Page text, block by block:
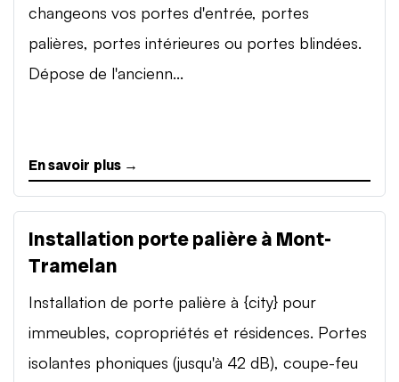
changeons vos portes d'entrée, portes
palières, portes intérieures ou portes blindées.
Dépose de l'ancienn...
En savoir plus →
Installation porte palière à Mont-
Tramelan
Installation de porte palière à {city} pour
immeubles, copropriétés et résidences. Portes
isolantes phoniques (jusqu'à 42 dB), coupe-feu